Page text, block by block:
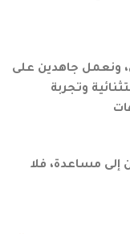
ونعمل جاهدين على
وتجربة
إلى مساعدة، فلا